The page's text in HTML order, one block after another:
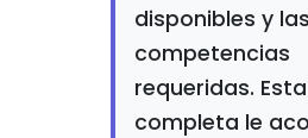
disponibles y las
competencias
requeridas.
completa le